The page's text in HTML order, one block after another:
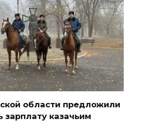
области предложили
зарплату казачьим